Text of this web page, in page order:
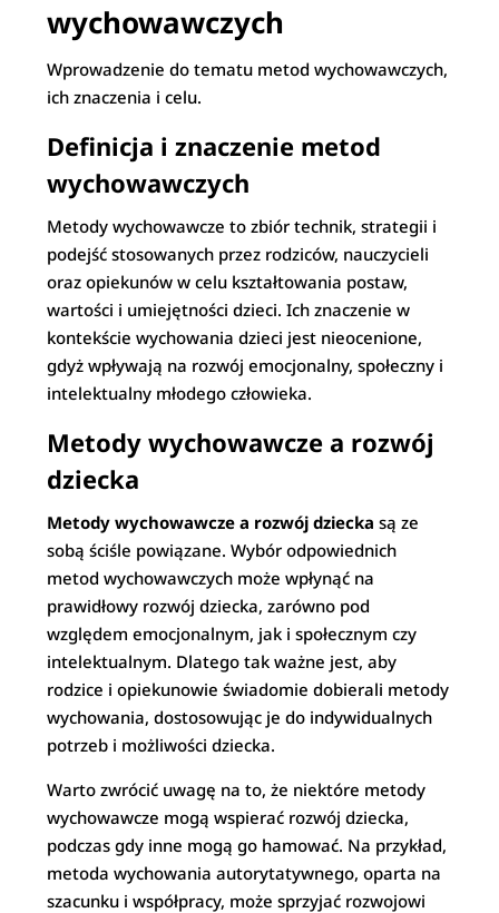
wychowawczych
Wprowadzenie do tematu metod wychowawczych,
ich znaczenia i celu.
Definicja i znaczenie metod
wychowawczych
Metody wychowawcze to zbiór technik, strategii i
podejść stosowanych przez rodziców, nauczycieli
oraz opiekunów w celu kształtowania postaw,
wartości i umiejętności dzieci. Ich znaczenie w
kontekście wychowania dzieci jest nieocenione,
gdyż wpływają na rozwój emocjonalny, społeczny i
intelektualny młodego człowieka.
Metody wychowawcze a rozwój
dziecka
Metody wychowawcze a rozwój dziecka są ze
sobą ściśle powiązane. Wybór odpowiednich
metod wychowawczych może wpłynąć na
prawidłowy rozwój dziecka, zarówno pod
względem emocjonalnym, jak i społecznym czy
intelektualnym. Dlatego tak ważne jest, aby
rodzice i opiekunowie świadomie dobierali metody
wychowania, dostosowując je do indywidualnych
potrzeb i możliwości dziecka.
Warto zwrócić uwagę na to, że niektóre metody
wychowawcze mogą wspierać rozwój dziecka,
podczas gdy inne mogą go hamować. Na przykład,
metoda wychowania autorytatywnego, oparta na
szacunku i współpracy, może sprzyjać rozwojowi